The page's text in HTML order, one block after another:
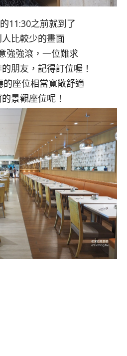
11:30之前就到了
比較少的畫面
強強滾，一位難求
朋友，記得訂位喔！
座位相當寬敞舒適
景觀座位呢！